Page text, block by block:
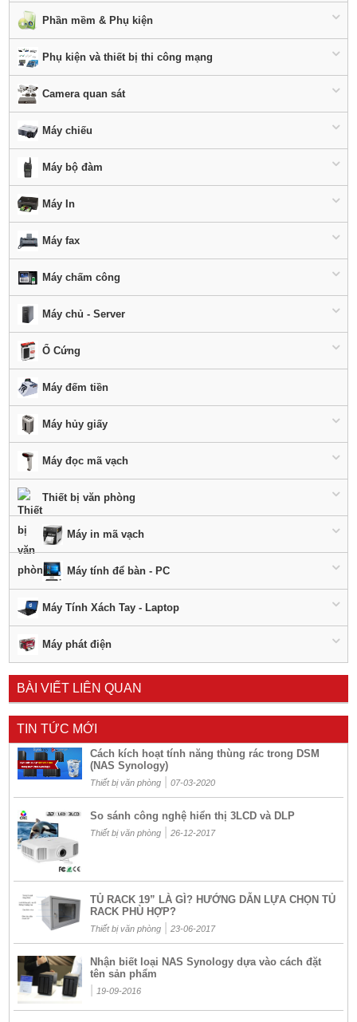
Phần mềm & Phụ kiện
Phụ kiện và thiết bị thi công mạng
Camera quan sát
Máy chiếu
Máy bộ đàm
Máy In
Máy fax
Máy chấm công
Máy chủ - Server
Ổ Cứng
Máy đếm tiền
Máy hủy giấy
Máy đọc mã vạch
Thiết bị văn phòng
Máy in mã vạch
Máy tính để bàn - PC
Máy Tính Xách Tay - Laptop
Máy phát điện
BÀI VIẾT LIÊN QUAN
TIN TỨC MỚI
Cách kích hoạt tính năng thùng rác trong DSM
(NAS Synology)
Thiết bị văn phòng| 07-03-2020
So sánh công nghệ hiển thị 3LCD và DLP
Thiết bị văn phòng| 26-12-2017
TỦ RACK 19” LÀ GÌ? HƯỚNG DẪN LỰA CHỌN TỦ
RACK PHÙ HỢP?
Thiết bị văn phòng| 23-06-2017
Nhận biết loại NAS Synology dựa vào cách đặt
tên sản phẩm
19-09-2016